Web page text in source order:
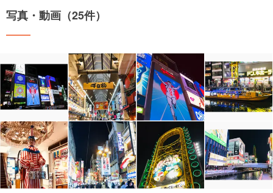
写真・動画（25件）